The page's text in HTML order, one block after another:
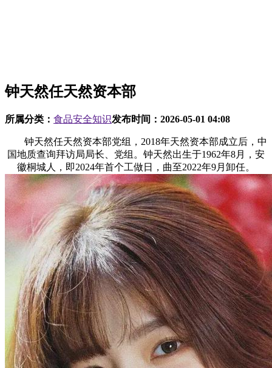
钟天然任天然资本部
所属分类： 食品安全知识发布时间： 2026-05-01 04:08
钟天然任天然资本部党组，2018年天然资本部成立后，中
国地质查询拜访局局长、党组。钟天然出生于1962年8月，安
徽桐城人，即2024年首个工做日，曲至2022年9月卸任。